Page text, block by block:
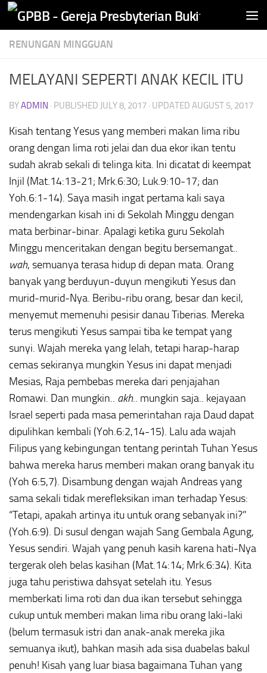
Skip to content
RENUNGAN MINGGUAN
MELAYANI SEPERTI ANAK KECIL ITU
BYADMIN · PUBLISHED JULY 8, 2017 · UPDATED AUGUST 5, 2017
Kisah tentang Yesus yang memberi makan lima ribu
orang dengan lima roti jelai dan dua ekor ikan tentu
sudah akrab sekali di telinga kita. Ini dicatat di keempat
Injil (Mat.14:13-21; Mrk.6:30; Luk.9:10-17; dan
Yoh.6:1-14). Saya masih ingat pertama kali saya
mendengarkan kisah ini di Sekolah Minggu dengan
mata berbinar-binar. Apalagi ketika guru Sekolah
Minggu menceritakan dengan begitu bersemangat..
wah, semuanya terasa hidup di depan mata. Orang
banyak yang berduyun-duyun mengikuti Yesus dan
murid-murid-Nya. Beribu-ribu orang, besar dan kecil,
menyemut memenuhi pesisir danau Tiberias. Mereka
terus mengikuti Yesus sampai tiba ke tempat yang
sunyi. Wajah mereka yang lelah, tetapi harap-harap
cemas sekiranya mungkin Yesus ini dapat menjadi
Mesias, Raja pembebas mereka dari penjajahan
Romawi. Dan mungkin.. akh.. mungkin saja.. kejayaan
Israel seperti pada masa pemerintahan raja Daud dapat
dipulihkan kembali (Yoh.6:2,14-15). Lalu ada wajah
Filipus yang kebingungan tentang perintah Tuhan Yesus
bahwa mereka harus memberi makan orang banyak itu
(Yoh 6:5,7). Disambung dengan wajah Andreas yang
sama sekali tidak merefleksikan iman terhadap Yesus:
“Tetapi, apakah artinya itu untuk orang sebanyak ini?”
(Yoh.6:9). Di susul dengan wajah Sang Gembala Agung,
Yesus sendiri. Wajah yang penuh kasih karena hati-Nya
tergerak oleh belas kasihan (Mat.14:14; Mrk.6:34). Kita
juga tahu peristiwa dahsyat setelah itu. Yesus
memberkati lima roti dan dua ikan tersebut sehingga
cukup untuk memberi makan lima ribu orang laki-laki
(belum termasuk istri dan anak-anak mereka jika
semuanya ikut), bahkan masih ada sisa duabelas bakul
penuh! Kisah yang luar biasa bagaimana Tuhan yang